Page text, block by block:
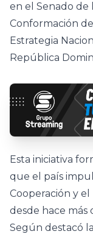
en el Senado
Conformación
Estrategia
República
Esta iniciativa
que el país
Cooperación y el
desde hace más
Según destacó